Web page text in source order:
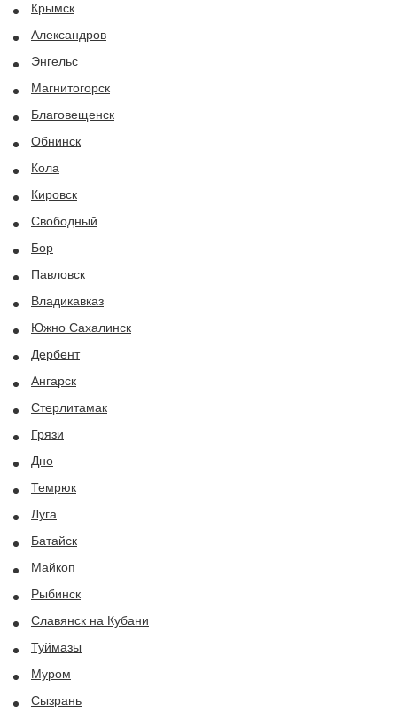
Крымск
Александров
Энгельс
Магнитогорск
Благовещенск
Обнинск
Кола
Кировск
Свободный
Бор
Павловск
Владикавказ
Южно Сахалинск
Дербент
Ангарск
Стерлитамак
Грязи
Дно
Темрюк
Луга
Батайск
Майкоп
Рыбинск
Славянск на Кубани
Туймазы
Муром
Сызрань